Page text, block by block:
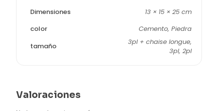
Dimensiones
13 × 15 × 25 cm
color
Cemento, Piedra
tamaño
3pl + chaise longue,
3pl, 2pl
Valoraciones